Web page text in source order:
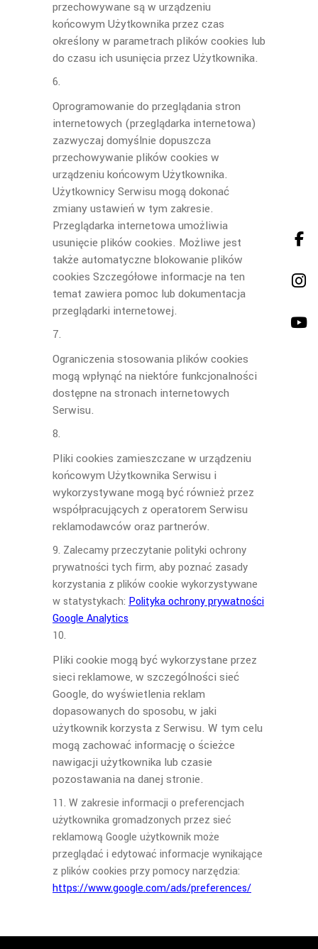
przechowywane są w urządzeniu
końcowym Użytkownika przez czas
określony w parametrach plików cookies lub
do czasu ich usunięcia przez Użytkownika.
Oprogramowanie do przeglądania stron
internetowych (przeglądarka internetowa)
zazwyczaj domyślnie dopuszcza
przechowywanie plików cookies w
urządzeniu końcowym Użytkownika.
Użytkownicy Serwisu mogą dokonać
zmiany ustawień w tym zakresie.
Przeglądarka internetowa umożliwia
usunięcie plików cookies. Możliwe jest
także automatyczne blokowanie plików
cookies Szczegółowe informacje na ten
temat zawiera pomoc lub dokumentacja
przeglądarki internetowej.
Ograniczenia stosowania plików cookies
mogą wpłynąć na niektóre funkcjonalności
dostępne na stronach internetowych
Serwisu.
Pliki cookies zamieszczane w urządzeniu
końcowym Użytkownika Serwisu i
wykorzystywane mogą być również przez
współpracujących z operatorem Serwisu
reklamodawców oraz partnerów.
Zalecamy przeczytanie polityki ochrony
prywatności tych firm, aby poznać zasady
korzystania z plików cookie wykorzystywane
w statystykach: Polityka ochrony prywatności
Google Analytics
Pliki cookie mogą być wykorzystane przez
sieci reklamowe, w szczególności sieć
Google, do wyświetlenia reklam
dopasowanych do sposobu, w jaki
użytkownik korzysta z Serwisu. W tym celu
mogą zachować informację o ścieżce
nawigacji użytkownika lub czasie
pozostawania na danej stronie.
W zakresie informacji o preferencjach
użytkownika gromadzonych przez sieć
reklamową Google użytkownik może
przeglądać i edytować informacje wynikające
z plików cookies przy pomocy narzędzia:
https://www.google.com/ads/preferences/